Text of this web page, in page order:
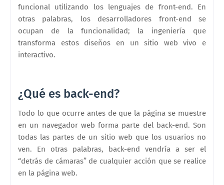
funcional utilizando los lenguajes de front-end. En
otras palabras, los desarrolladores front-end se
ocupan de la funcionalidad; la ingeniería que
transforma estos diseños en un sitio web vivo e
interactivo.
¿Qué es back-end?
Todo lo que ocurre antes de que la página se muestre
en un navegador web forma parte del back-end. Son
todas las partes de un sitio web que los usuarios no
ven. En otras palabras, back-end vendría a ser el
“detrás de cámaras” de cualquier acción que se realice
en la página web.